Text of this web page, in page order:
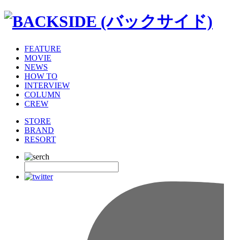
FEATURE
MOVIE
NEWS
HOW TO
INTERVIEW
COLUMN
CREW
STORE
BRAND
RESORT